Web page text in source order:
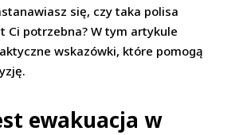
się, czy taka polisa
Ci potrzebna? W tym artykule
wskazówki, które pomogą
ewakuacja w